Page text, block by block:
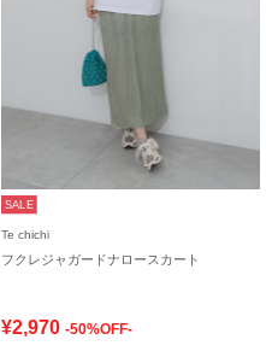
SALE
Te chichi
フクレジャガードナロースカート
¥2,970 -50%OFF-